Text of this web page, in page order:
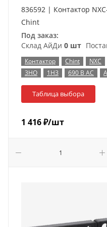
836592 | Контактор
Chint
Под заказ:
Склад АйДи 0 шт
Контактор Chint NXC
3НО
1НЗ 690 В AC
Таблица выбора
1 416₽/шт